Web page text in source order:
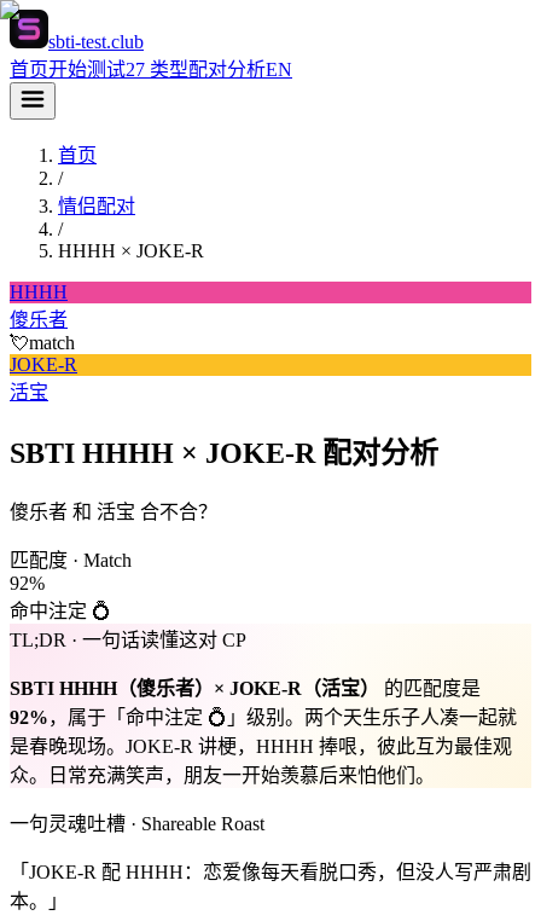
sbti-test.club
首页开始测试27 类型配对分析EN
首页
/
情侣配对
/
HHHH × JOKE-R
HHHH
傻乐者
💘match
JOKE-R
活宝
SBTI HHHH × JOKE-R 配对分析
傻乐者 和 活宝 合不合？
匹配度 · Match
92%
命中注定 💍
TL;DR · 一句话读懂这对 CP
SBTI HHHH（傻乐者）× JOKE-R （活宝）
的匹配度是
92%，属于「 命中注定 💍 」级别。 两个天生乐子人凑一起就
是春晚现场。JOKE-R 讲梗，HHHH 捧哏，彼此互为最佳观
众。日常充满笑声，朋友一开始羡慕后来怕他们。
一句灵魂吐槽 · Shareable Roast
「JOKE-R 配 HHHH：恋爱像每天看脱口秀，但没人写严肃剧
本。」